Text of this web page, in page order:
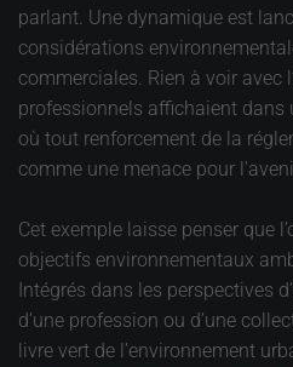
parlant. Une dynamique est
considérations
commerciales. Rien à voir avec
professionnels affichaient dans
où tout renforcement de la
comme une menace pour
Cet exemple laisse penser que
objectifs environnementaux
Intégrés dans les perspectives
d’une profession ou d’une
livre vert de l’environnement